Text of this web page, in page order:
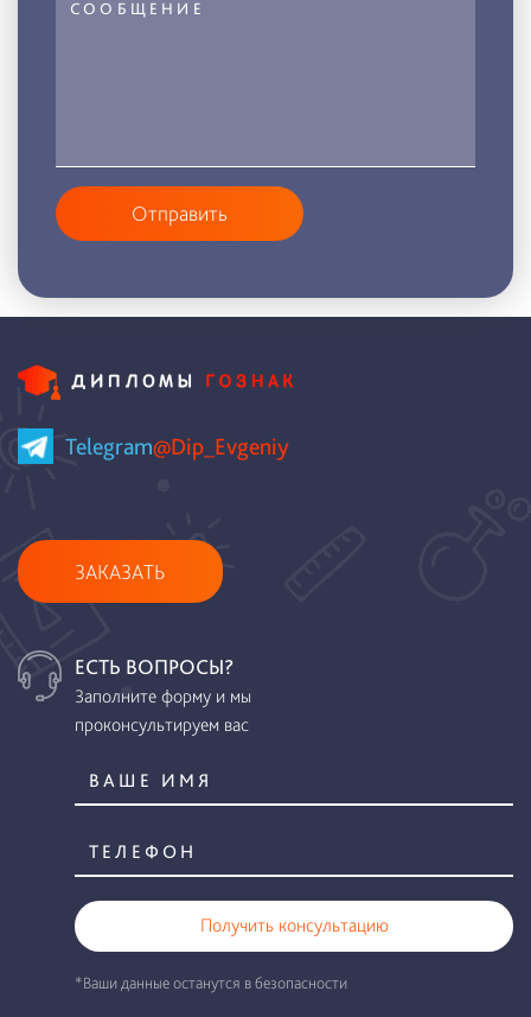
Отправить
Telegram@Dip_Evgeniy
ЗАКАЗАТЬ
ЕСТЬ ВОПРОСЫ?
Заполните форму и мы
проконсультируем вас
Получить консультацию
*Ваши данные останутся в безопасности